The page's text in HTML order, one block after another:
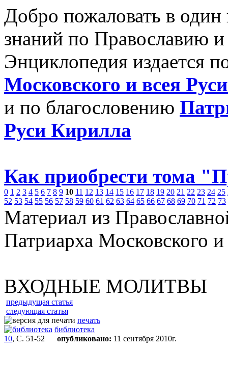
Добро пожаловать в
знаний по Православию
Энциклопедия издается
Московского и всея
и по благословению
Руси Кирилла
Как приобрести тома
0 1 2 3 4 5 6 7 8 9 10 11 12 13 14 15 16 17 18 19 20 21 22 23 24 25
52 53 54 55 56 57 58 59 60 61 62 63 64 65 66 67 68 69 70 71 72 73
Материал из
Патриарха Московского
ВХОДНЫЕ МОЛИТВЫ
предыдущая статья
следующая статья
печать
библиотека
10, С. 51-52 опубликовано: 11 сентября 2010г.